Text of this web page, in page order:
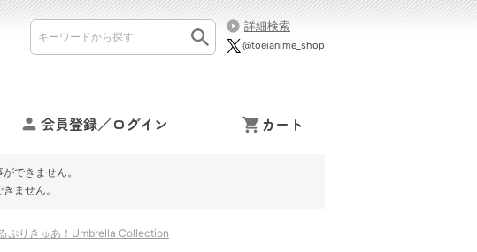
詳細検索
@toeianime_shop
会員登録／ログイン カート
できません。
ません。
ぷりきゅあ！Umbrella Collection